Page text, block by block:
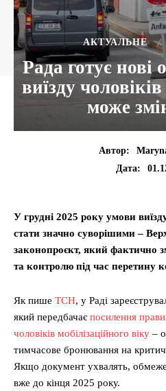
АКТУАЛЬНЕ
Рада готує нові
виїзду
може
Автор:
Дата:
У грудні 2025 року умови
стати значно суворішими –
законопроєкт, який фактично
та контролю під час перетину
Як пише ТСН, у Раді
який передбачаєпосилення
чоловіків мобілізаційного віку –
тимчасове бронювання на
Якщо документ ухвалять,
вже до кінця 2025 року.